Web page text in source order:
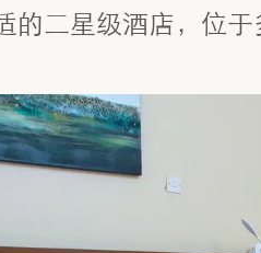
的二星级酒店，位